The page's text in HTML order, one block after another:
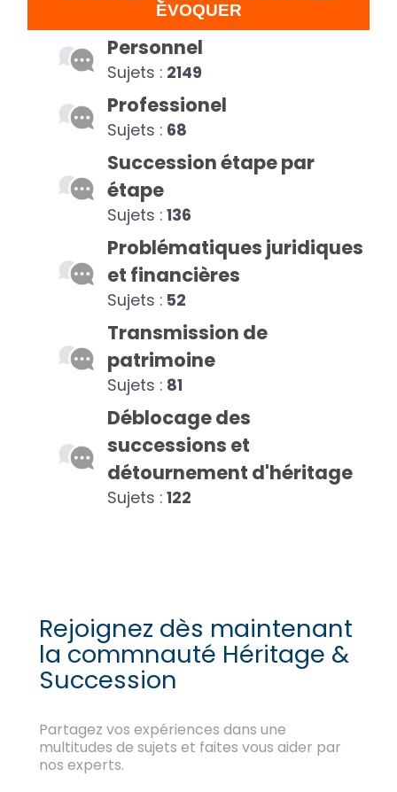
ÉVOQUER
Personnel
Sujets : 2149
Professionel
Sujets : 68
Succession étape par
étape
Sujets : 136
Problématiques juridiques
et financières
Sujets : 52
Transmission de
patrimoine
Sujets : 81
Déblocage des
successions et
détournement d'héritage
Sujets : 122
Rejoignez dès maintenant
la commnauté Héritage &
Succession
Partagez vos expériences dans une
multitudes de sujets et faites vous aider par
nos experts.